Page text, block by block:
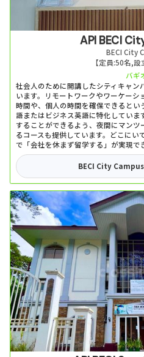
API BECI
BECI City
【定員:50名,設
バギ
社会人のために開講したシティキャン
います。リモートワークやワーケーシ
時間や、個人の時間を確保できるとい
語またはビジネス英語に特化していま
することができるよう、夜間にマンツ
るコースも提供しています。どこにい
で「会社を休まず留学する」が実現で
BECI City Campus